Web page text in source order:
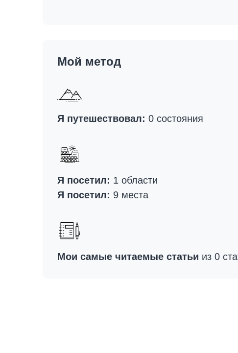
Мой метод
Я путешествовал: 0 состояния
Я посетил: 1 области
Я посетил: 9 места
Мои самые читаемые статьи из 0